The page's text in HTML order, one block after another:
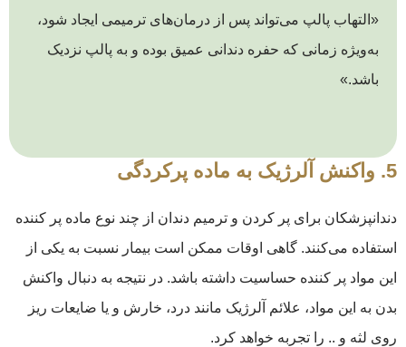
«التهاب پالپ می‌تواند پس از درمان‌های ترمیمی ایجاد شود،
به‌ویژه زمانی که حفره دندانی عمیق بوده و به پالپ نزدیک
باشد.»
5. واکنش آلرژیک به ماده پرکردگی
دندانپزشکان برای پر کردن و ترمیم دندان از چند نوع ماده پر کننده
استفاده می‌کنند. گاهی اوقات ممکن است بیمار نسبت به یکی از
این مواد پر کننده حساسیت داشته باشد. در نتیجه به دنبال واکنش
بدن به این مواد، علائم آلرژیک مانند درد، خارش و یا ضایعات ریز
روی لثه و .. را تجربه خواهد کرد.